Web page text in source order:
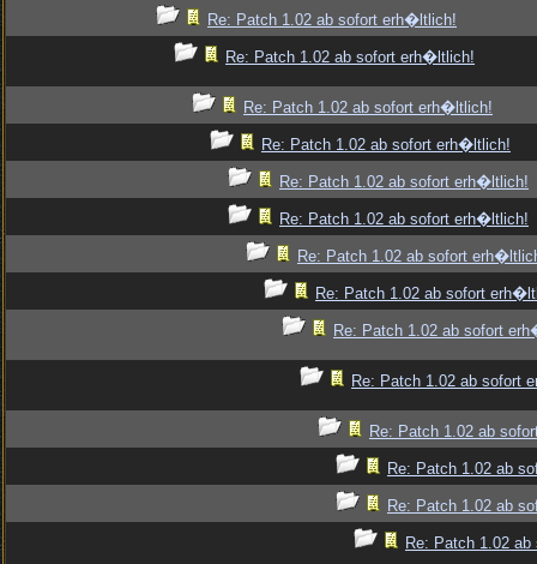
Re: Patch 1.02 ab sofort erh�ltlich!
Re: Patch 1.02 ab sofort erh�ltlich!
Re: Patch 1.02 ab sofort erh�ltlich!
Re: Patch 1.02 ab sofort erh�ltlich!
Re: Patch 1.02 ab sofort erh�ltlich!
Re: Patch 1.02 ab sofort erh�ltlich!
Re: Patch 1.02 ab sofort
Re: Patch 1.02 ab sofort
Re: Patch 1.02 ab sofort
Re: Patch 1.02 ab sofort
Re: Patch 1.02 ab
Re: Patch 1.02 ab
Re: Patch 1.02 ab
Re: Patch 1.02